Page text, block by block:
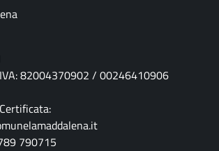
82004370902 / 00246410906
790715